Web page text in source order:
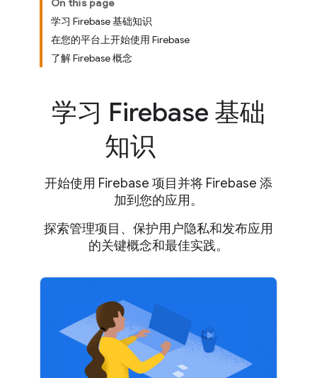
On this page
学习 Firebase 基础知识
在您的平台上开始使用 Firebase
了解 Firebase 概念
学习 Firebase 基础
知识
开始使用 Firebase 项目并将 Firebase 添
加到您的应用。
探索管理项目、保护用户隐私和发布应用
的关键概念和最佳实践。